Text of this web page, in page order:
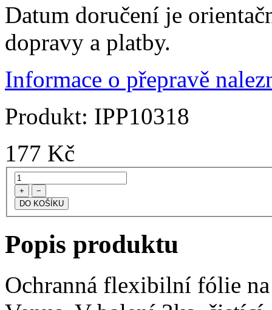
Datum doručení je
dopravy a platby.
Informace o přepravě
Produkt: IPP10318
177 Kč
+ −
Popis produktu
Ochranná flexibilní fólie